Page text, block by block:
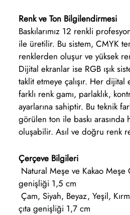
Renk ve Ton Bilgilendirmesi
Baskılarımız 12 renkli
ile üretilir. Bu sistem, CMYK
renklerden oluşur ve yüksek
Dijital ekranlar ise RGB ışık
taklit etmeye çalışır. Her
farklı renk gamı, parlaklık,
ayarlarına sahiptir. Bu teknik
görülen ton ile baskı arasında
oluşabilir. Asıl ve doğru renk
Çerçeve Bilgileri
Natural Meşe ve Kakao Meşe
genişliği 1,5 cm
Çam, Siyah, Beyaz, Yeşil,
çıta genişliği 1,7 cm